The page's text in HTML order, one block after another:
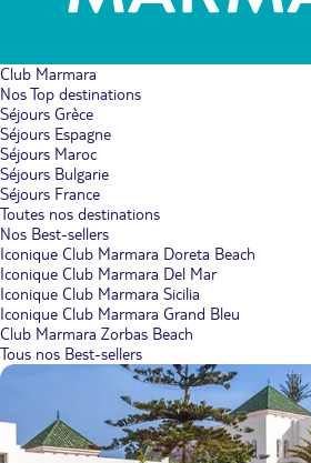
Club Marmara
Nos Top destinations
Séjours Grèce
Séjours Espagne
Séjours Maroc
Séjours Bulgarie
Séjours France
Toutes nos destinations
Nos Best-sellers
Iconique Club Marmara Doreta Beach
Iconique Club Marmara Del Mar
Iconique Club Marmara Sicilia
Iconique Club Marmara Grand Bleu
Club Marmara Zorbas Beach
Tous nos Best-sellers